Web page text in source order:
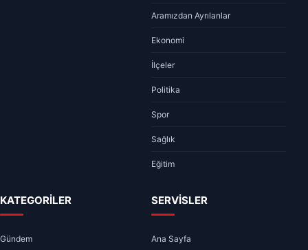
Aramızdan Ayrılanlar
Ekonomi
İlçeler
Politika
Spor
Sağlık
Eğitim
KATEGORİLER
Gündem
SERVİSLER
Ana Sayfa